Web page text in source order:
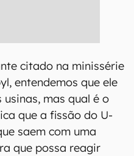
citado na minissérie
entendemos que ele
mas qual é o
que a fissão do U-
saem com uma
que possa reagir